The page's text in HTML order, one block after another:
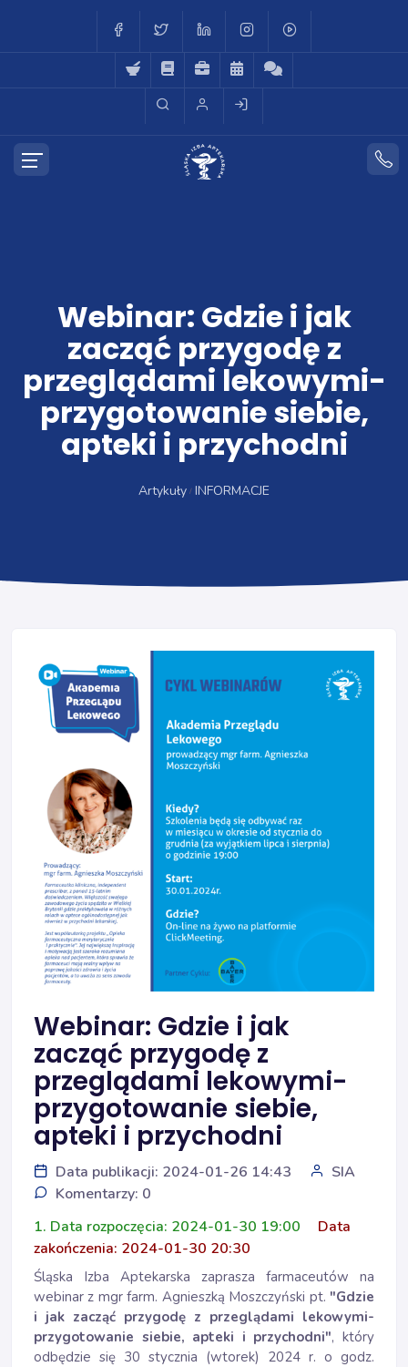
Webinar: Gdzie i jak
zacząć przygodę z
przeglądami lekowymi-
przygotowanie siebie,
apteki i przychodni
Artykuły INFORMACJE
Webinar: Gdzie i jak
zacząć przygodę z
przeglądami lekowymi-
przygotowanie siebie,
apteki i przychodni
Data publikacji: 2024-01-26 14:43
SIA
Komentarzy: 0
1. Data rozpoczęcia: 2024-01-30 19:00
Data
zakończenia: 2024-01-30 20:30
Śląska Izba Aptekarska zaprasza farmaceutów na
webinar z mgr farm. Agnieszką Moszczyński pt. "Gdzie
i jak zacząć przygodę z przeglądami lekowymi-
przygotowanie siebie, apteki i przychodni", który
odbędzie się 30 stycznia (wtorek) 2024 r. o godz.